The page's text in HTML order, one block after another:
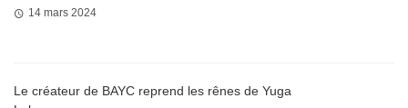
14 mars 2024
Le créateur de BAYC reprend les rênes de Yuga